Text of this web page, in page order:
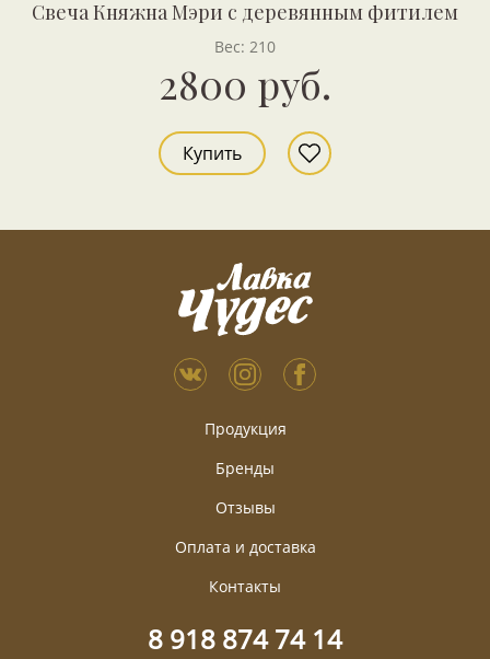
Свеча Княжна Мэри с деревянным фитилем
Вес: 210
2800 руб.
Купить
Продукция
Бренды
Отзывы
Оплата и доставка
Контакты
8 918 874 74 14